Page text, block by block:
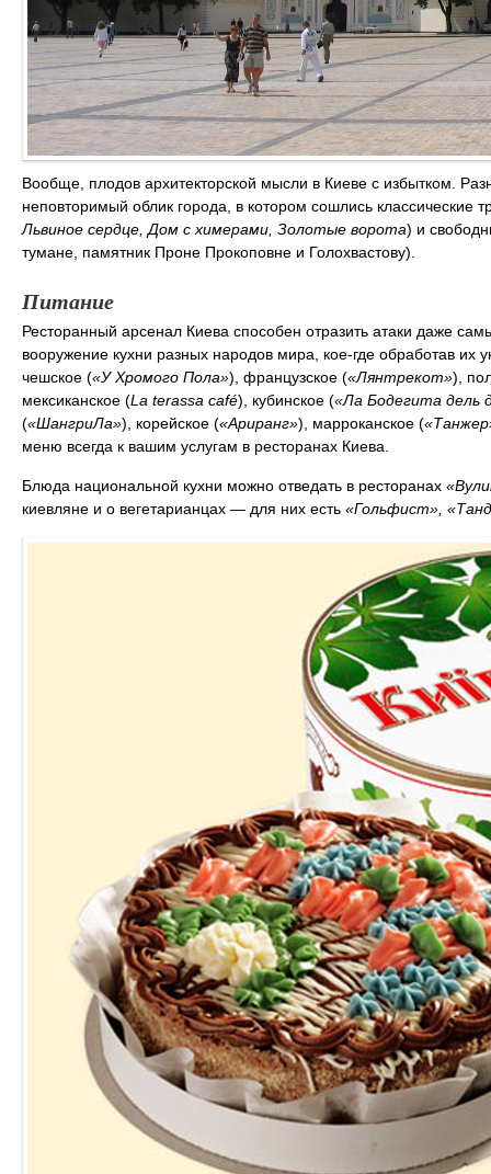
Вообще, плодов архитекторской мысли в Киеве с избытком.
неповторимый облик города, в котором сошлись классические
Львиное сердце, Дом с химерами, Золотые ворота) и
тумане, памятник Проне Прокоповне и Голохвастову).
Питание
Ресторанный арсенал Киева способен отразить атаки даже
вооружение кухни разных народов мира, кое-где обработав их
чешское («У Хромого Пола»), французское («Лянтрекот»),
мексиканское (La terassa café), кубинское («Ла Бодегита дель
(«ШангриЛа»), корейское («Ариранг»), марроканское (
меню всегда к вашим услугам в ресторанах Киева.
Блюда национальной кухни можно отведать в ресторанах
киевляне и о вегетарианцах — для них есть «Гольфист»,